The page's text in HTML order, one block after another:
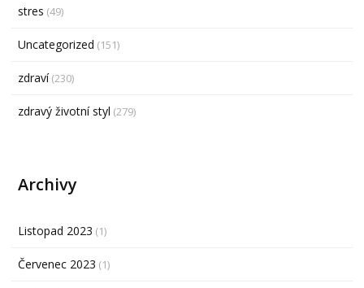
stres (49)
Uncategorized (151)
zdraví(230)
zdravý životní styl (279)
Archivy
Listopad 2023 (1)
Červenec 2023 (1)